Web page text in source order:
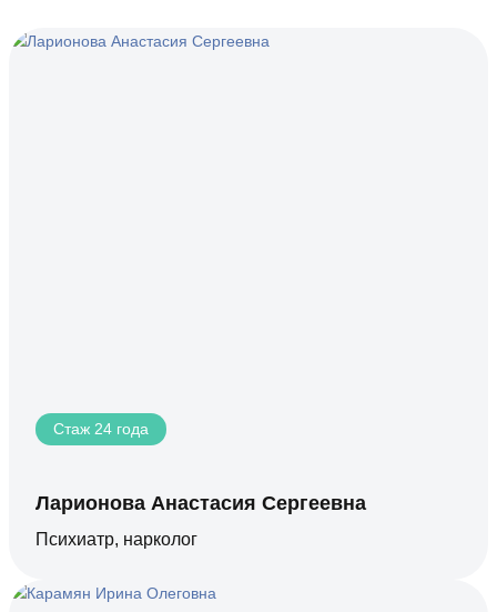
Стаж 24 года
Ларионова Анастасия Сергеевна
Психиатр, нарколог